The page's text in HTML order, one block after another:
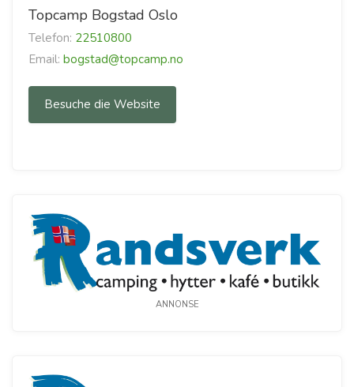
Topcamp Bogstad Oslo
Telefon: 22510800
Email: bogstad@topcamp.no
Besuche die Website
ANNONSE